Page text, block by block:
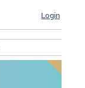
Login